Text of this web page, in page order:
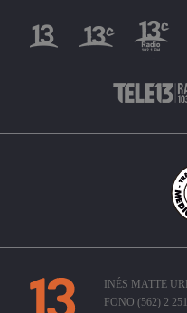
INÉS MATTE
FONO (562) 2